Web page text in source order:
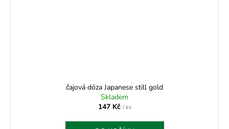
čajová dóza Japanese still gold
Skladem
147 Kč / ks